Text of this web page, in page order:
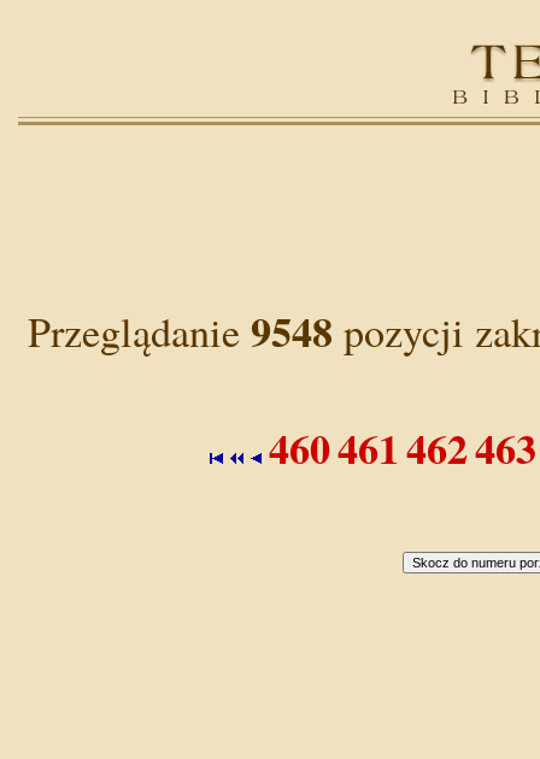
Przeglądanie 9548 pozycji
460461462463